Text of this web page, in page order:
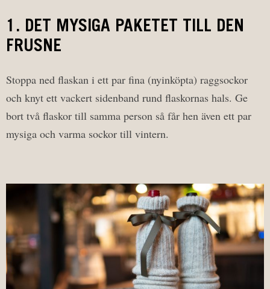
1. DET MYSIGA PAKETET TILL DEN
FRUSNE
Stoppa ned flaskan i ett par fina (nyinköpta) raggsockor
och knyt ett vackert sidenband rund flaskornas hals. Ge
bort två flaskor till samma person så får hen även ett par
mysiga och varma sockor till vintern.